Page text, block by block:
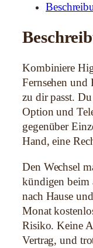
e
:
I
n
t
e
r
e
t
,
T
V
,
Kombiniere
Fernsehen und
zu dir passt.
Option und
gegenüber
Hand, eine
Den Wechsel
kündigen beim
nach Hause
Monat
Risiko. Keine
Vertrag, und